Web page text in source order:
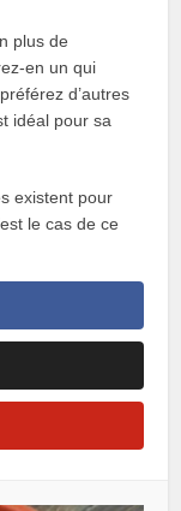
plus de
en un qui
d’autres
idéal pour sa
existent pour
le cas de ce